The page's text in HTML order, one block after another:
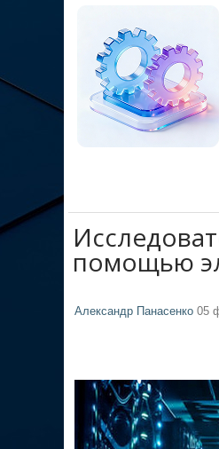
помощью
Александр Панасенко 05